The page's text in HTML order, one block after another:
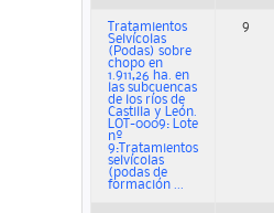
Tratamientos
Selvícolas
(Podas) sobre
chopo en
1.911,26 ha. en
las subcuencas
de los ríos de
Castilla y León.
LOT-0009: Lote
nº
9:Tratamientos
selvícolas
(podas de
formación ...
9